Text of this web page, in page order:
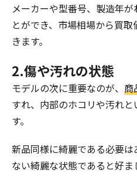
メーカーや型番号、製造年
とができ、市場相場から買
きます。
2.傷や汚れの状態
モデルの次に重要なのが、 商
すれ、内部のホコリや汚れ
す。
新品同様に綺麗である必要
ない綺麗な状態であると好ま